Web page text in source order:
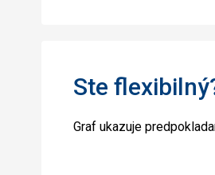
Ste
Graf ukazuje